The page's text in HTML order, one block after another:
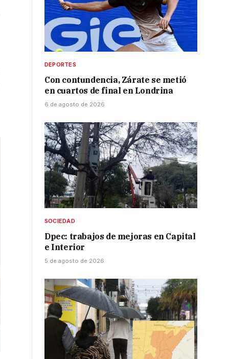
DEPORTES
Con contundencia, Zárate se metió
en cuartos de final en Londrina
6 de agosto de 2026
SOCIEDAD
Dpec: trabajos de mejoras en Capital
e Interior
5 de agosto de 2026